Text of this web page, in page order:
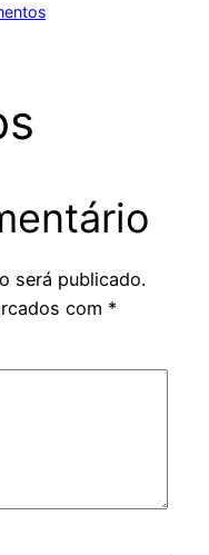
será publicado.
com *